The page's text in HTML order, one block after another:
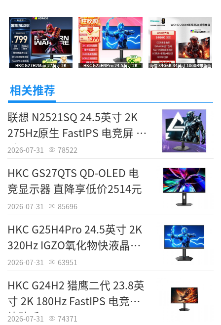
在接口配置与人体工学方面，戴尔 P2425
D 提供了 HDMI、DisplayPort 与 USB-C 接
口，兼容新老显示设备，轻松连接笔记本、台
式机及游戏主机。支架设计符合人体工学，支
持升降、俯仰及旋转调节，用户可以根据自身
坐姿调整最佳视角，保持颈椎舒适。极简的黑
色外观设计，能够轻松融入各种办公与家居环
境，提升桌面整体美感。
从品牌生态与性价比来看，戴尔 P2425D
作为戴尔 P 系列家族的一员，支持戴尔 Displa
y Manager 软件，用户可轻松进行分屏管理、
亮度调节与色彩校准，极大提升了多任务处理
效率。戴尔作为国际知名显示品牌，在面板品
质与售后服务上有着良好的口碑，为用户提供
了安心的使用保障。结合 1300 元的京东优惠低
至价，这款显示器在 2K 画质、硬件级护眼技术
与戴尔品质之间取得了完美的平衡，是追求高
品质办公与护眼体验的商务人士与学生群体的
明智之选。
HKC G27H2Max 27英寸 2K
HKC G25H4Pro 24.5英寸 2K
海信 34G6K 34英寸 1000R带鱼曲
相关推荐
联想 N2521SQ 24.5英寸 2K
275Hz原生 FastIPS 电竞屏 到
手799元
2026-07-31 78522
HKC GS27QTS QD-OLED 电
竞显示器 直降享低价2514元
2026-07-31 85696
HKC G25H4Pro 24.5英寸 2K
320Hz IGZO氧化物快液晶硬
低蓝电竞屏 1410元
2026-07-31 63951
HKC G24H2 猎鹰二代 23.8英
寸 2K 180Hz FastIPS 电竞屏
补贴后796元
2026-07-31 74371